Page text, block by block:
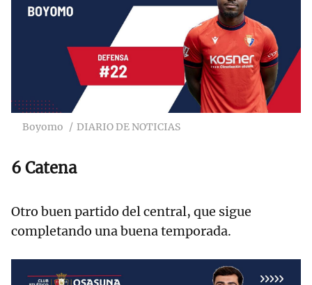
Boyomo DIARIO DE NOTICIAS
6 Catena
Otro buen partido del central, que sigue
completando una buena temporada.